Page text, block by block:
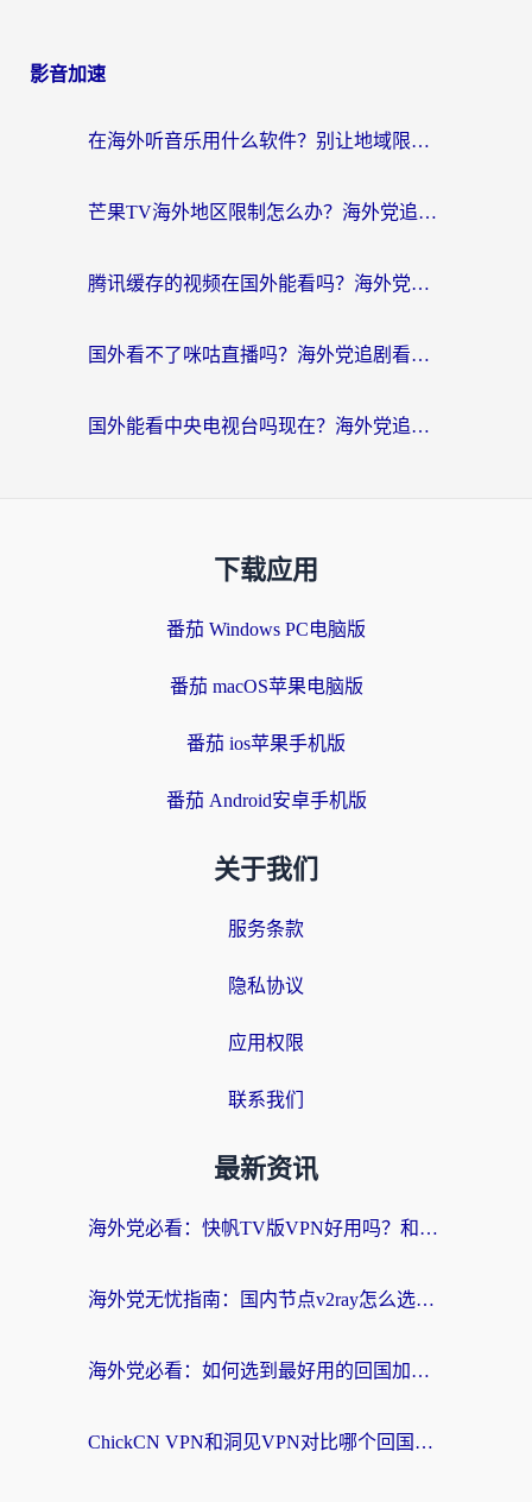
影音加速
在海外听音乐用什么软件？别让地域限制断了你的华语歌单
芒果TV海外地区限制怎么办？海外党追剧看片的实用加速器选择指南
腾讯缓存的视频在国外能看吗？海外党追剧看片的终极解决方案
国外看不了咪咕直播吗？海外党追剧看片的加速器选择指南
国外能看中央电视台吗现在？海外党追剧看央视的实用指南
下载应用
番茄 Windows PC电脑版
番茄 macOS苹果电脑版
番茄 ios苹果手机版
番茄 Android安卓手机版
关于我们
服务条款
隐私协议
应用权限
联系我们
最新资讯
海外党必看：快帆TV版VPN好用吗？和快游VPN对比哪个回国效果更好？附实用避坑指南
海外党无忧指南：国内节点v2ray怎么选？一键回国VPN+多场景实测帮你避坑
海外党必看：如何选到最好用的回国加速器？从节点到售后的全维度指南
ChickCN VPN和洞见VPN对比哪个回国效果更好？海外党亲测3款加速器+避坑指南